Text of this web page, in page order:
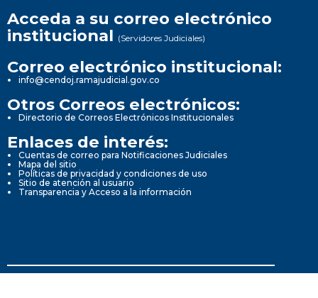
Acceda a su correo electrónico
institucional (Servidores Judiciales)
Correo electrónico institucional:
info@cendoj.ramajudicial.gov.co
Otros Correos electrónicos:
Directorio de Correos Electrónicos Institucionales
Enlaces de interés:
Cuentas de correo para Notificaciones Judiciales
Mapa del sitio
Políticas de privacidad y condiciones de uso
Sitio de atención al usuario
Transparencia y Acceso a la información